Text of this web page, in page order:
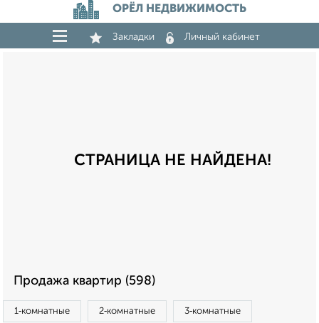
ОРЁЛ НЕДВИЖИМОСТЬ
Закладки Личный кабинет
СТРАНИЦА НЕ НАЙДЕНА!
Продажа квартир (598)
1‑комнатные 2‑комнатные 3‑комнатные